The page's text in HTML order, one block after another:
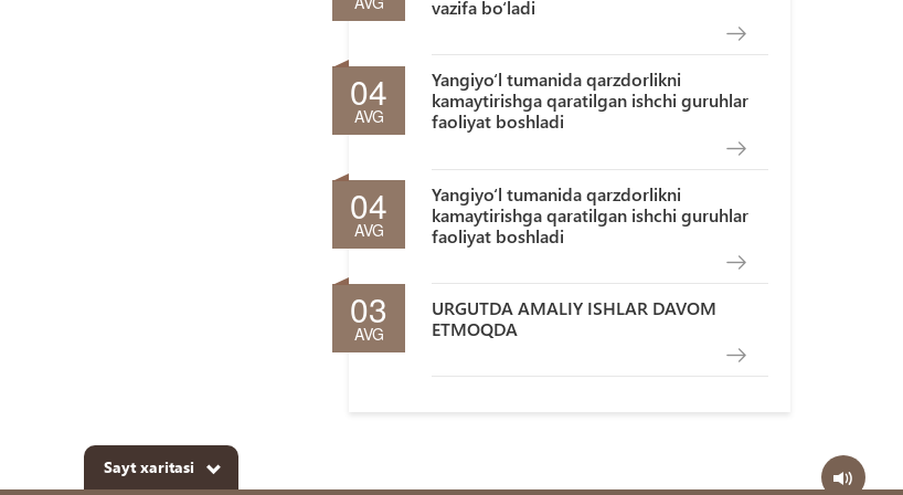
vazifa bo‘ladi
04
AVG
Yangiyo‘l tumanida qarzdorlikni
kamaytirishga qaratilgan ishchi guruhlar
faoliyat boshladi
04
AVG
Yangiyo‘l tumanida qarzdorlikni
kamaytirishga qaratilgan ishchi guruhlar
faoliyat boshladi
03
AVG
URGUTDA AMALIY ISHLAR DAVOM
ETMOQDA
Sayt xaritasi